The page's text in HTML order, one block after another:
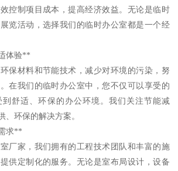
控制项目成本，提高经济效益。无论是临时
览活动，选择我们的临时办公室都是一个经
体验**
保材料和节能技术，减少对环境的污染，努
在我们的临时办公室中，您不仅可以享受的
到舒适、环保的办公环境。我们关注节能减
、环保的解决方案。
求**
厂家，我们拥有的工程技术团队和丰富的施
供定制化的服务。无论是室布局设计，设备